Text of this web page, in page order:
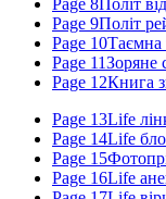
Page 8Політ
Page 9Політ
Page 10Таємна
Page 11Зоряне
Page 12Книга
Page 13Life
Page 14Life
Page 15
Page 16Life